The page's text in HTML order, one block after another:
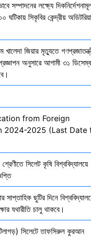
সম্পাদনের লক্ষ্যে
সিকৃবির কেন্দ্রীয়
খালেদা জিয়ার মৃত্যুতে
অনুসারে আগামী ৩১
from Foreign
2024-2025 (Last Date
সিলেট কৃষি বিশ্ববিদ্যালয়ে
ছুটির দিনে
যথারীতি চালু থাকবে।
সিলেটে তাফসিরুল কুরআন